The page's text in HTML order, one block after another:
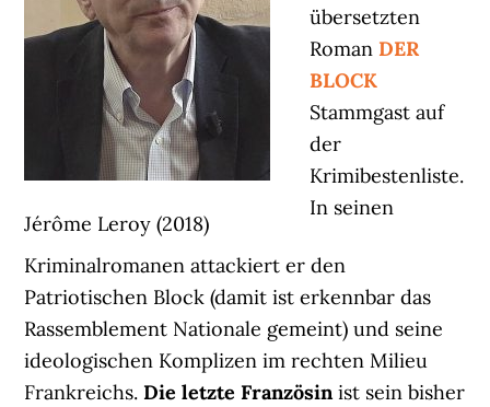
Jérôme Leroy (2018)
übersetzten
Roman DER
BLOCK
Stammgast auf
der
Krimibestenliste.
In seinen
Kriminalromanen attackiert er den
Patriotischen Block (damit ist erkennbar das
Rassemblement Nationale gemeint) und seine
ideologischen Komplizen im rechten Milieu
Frankreichs.Die letzte Französinist sein bisher